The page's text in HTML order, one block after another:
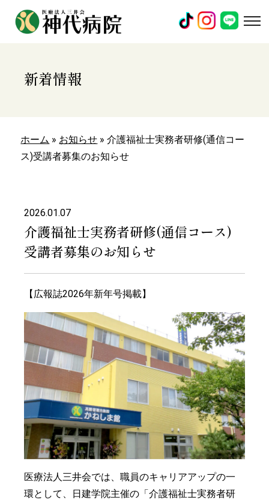
新着情報
ホーム » お知らせ »介護福祉士実務者研修(通信コー
ス)受講者募集のお知らせ
2026.01.07
介護福祉士実務者研修(通信コース)
受講者募集のお知らせ
【広報誌2026年新年号掲載】
医療法人三井会では、職員のキャリアアップの一
環として、日建学院主催の「介護福祉士実務者研